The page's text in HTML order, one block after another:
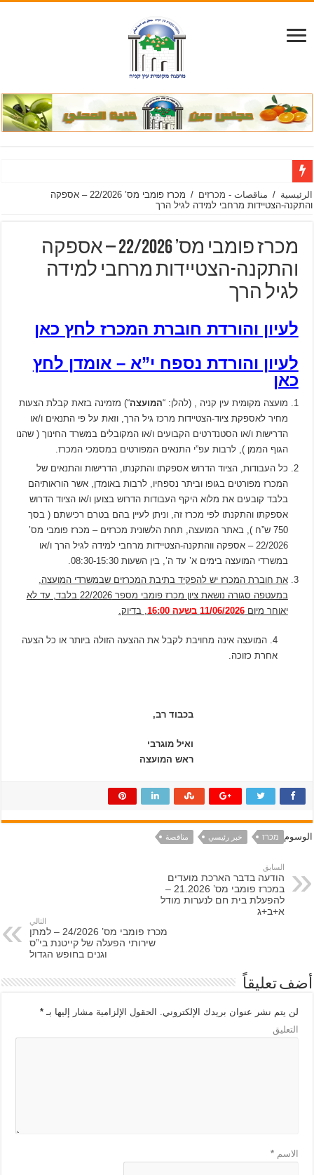
الرئيسية / مناقصات - מכרזים /
מכרז פומבי מס’ 22/2026 – אספקה
והתקנה-הצטיידות מרחבי למידה לגיל הרך
מכרז פומבי מס’ 22/2026 – אספקה
והתקנה-הצטיידות מרחבי למידה
לגיל הרך
לעיון והורדת חוברת המכרז לחץ כאן
לעיון והורדת נספח י”א – אומדן לחץ
כאן
מועצה מקומית עין קניה , (להלן: “המועצה“) מזמינה בזאת קבלת הצעות
מחיר לאספקת ציוד-הצטיידות מרכז גיל הרך, וזאת על פי התנאים ו/או
הדרישות ו/או הסטנדרטים הקבועים ו/או המקובלים במשרד החינוך ( שהנו
הגוף הממן ), לרבות עפ”י התנאים המפורטים במסמכי המכרז.
כל העבודות, הציוד הדרוש אספקתו והתקנתו, הדרישות והתנאים של
המכרז מפורטים בגופו וביתר נספחיו, לרבות באומדן, אשר הוראותיהם
בלבד קובעים את מלוא היקף העבודות הדרוש בצוען ו/או הציוד הדרוש
אספקתו והתקנתו לפי מכרז זה, וניתן לעיין בהם בטרם רכישתם ( בסך
750 ש”ח ), באתר המועצה, תחת הלשונית מכרזים – מכרז פומבי מס’
22/2026 – אספקה ווהתקנה-הצטיידות מרחבי למידה לגיל הרך ו/או
במשרדי המועצה בימים א’ עד ה’, בין השעות 08:30-15:30.
את חוברת המכרז יש להפקיד בתיבת המכרזים שבמשרדי המועצה,
במעטפה סגורה נושאת ציון מכרז פומבי מספר 22/2026 בלבד, עד לא
יאוחר מיום11/06/2026 בשעה 16:00 , בדיוק.
4. המועצה אינה מחויבת לקבל את ההצעה הזולה ביותר או כל הצעה
אחרת כזוכה.
בכבוד רב,
ואיל מוגרבי
ראש המועצה
الوسوم מכרז خبر رئيسي مناقصة
السابق
הודעה בדבר הארכת מועדים
במכרז פומבי מס’ 21.2026 –
להפעלת בית חם לנערות מודל
א+ב+ג
التالي
מכרז פומבי מס’ 24/2026 – למתן
שירותי הפעלה של קייטנת בי”ס
וגנים בחופש הגדול
أضف تعليقاً
لن يتم نشر عنوان بريدك الإلكتروني. الحقول الإلزامية مشار إليها بـ*
التعليق
الاسم*